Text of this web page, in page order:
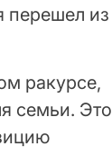
перешел из
ракурсе,
семьи. Это